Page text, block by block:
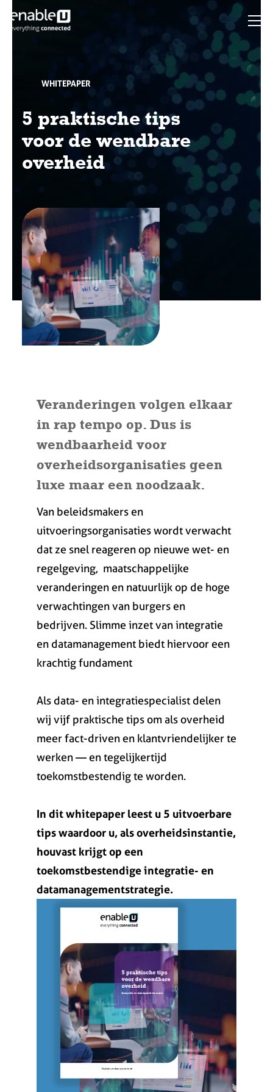
WHITEPAPER
5 praktische tips
voor de wendbare
overheid
Veranderingen volgen elkaar
in rap tempo op. Dus is
wendbaarheid voor
overheidsorganisaties geen
luxe maar een noodzaak.
Van beleidsmakers en
uitvoeringsorganisaties wordt verwacht
dat ze snel reageren op nieuwe wet- en
regelgeving, maatschappelijke
veranderingen en natuurlijk op de hoge
verwachtingen van burgers en
bedrijven. Slimme inzet van integratie
en datamanagement biedt hiervoor een
krachtig fundament
Als data- en integratiespecialist delen
wij vijf praktische tips om als overheid
meer fact-driven en klantvriendelijker te
werken — en tegelijkertijd
toekomstbestendig te worden.
In dit whitepaper leest u 5 uitvoerbare
tips waardoor u, als overheidsinstantie,
houvast krijgt op een
toekomstbestendige integratie- en
datamanagementstrategie.